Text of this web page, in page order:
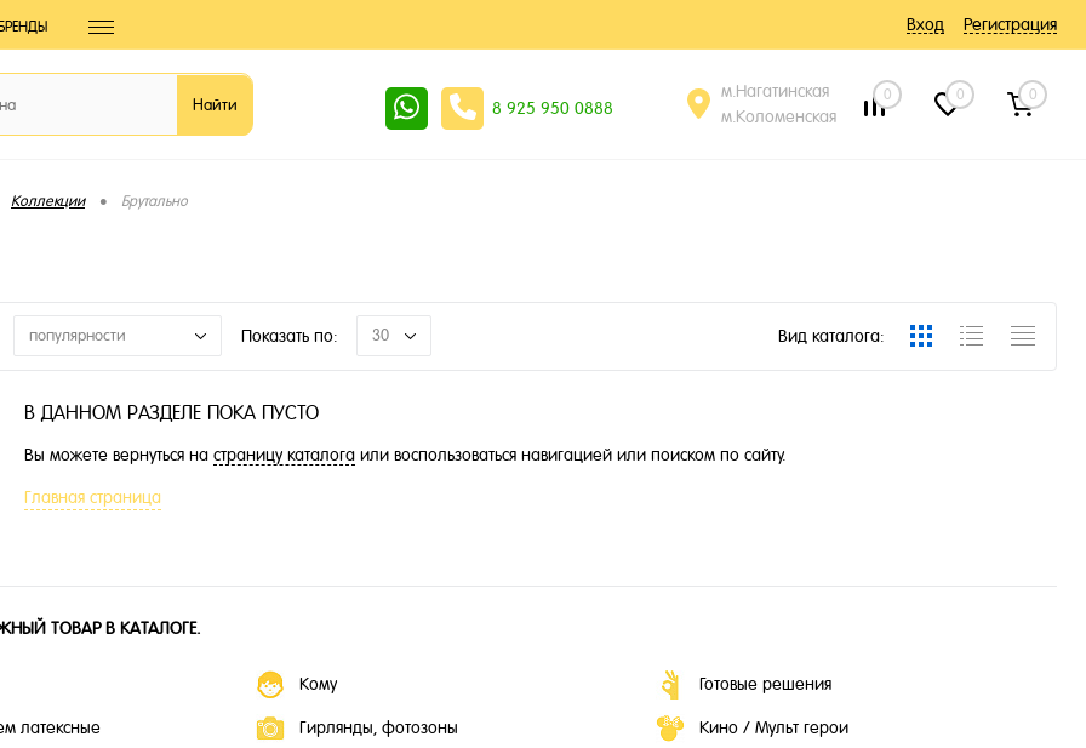
БРЕНДЫ Вход Регистрация
8 925 950 0888
м.Нагатинская
м.Коломенская
0 0 0
Коллекции • Брутально
популярности Показать по: 30 Вид каталога:
В ДАННОМ РАЗДЕЛЕ ПОКА ПУСТО
Вы можете вернуться на страницу каталога или воспользоваться навигацией или поиском по сайту.
Главная страница
ТОВАР В КАТАЛОГЕ.
Кому Готовые решения
латексные Гирлянды, фотозоны Кино / Мульт герои